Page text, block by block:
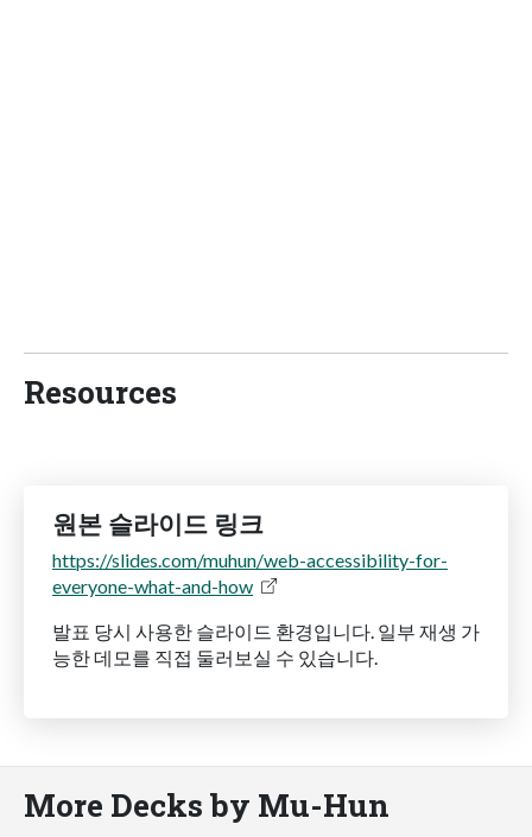
Resources
원본 슬라이드 링크
https://slides.com/muhun/web-accessibility-for-
everyone-what-and-how
발표 당시 사용한 슬라이드 환경입니다. 일부 재생 가
능한 데모를 직접 둘러보실 수 있습니다.
More Decks by Mu-Hun